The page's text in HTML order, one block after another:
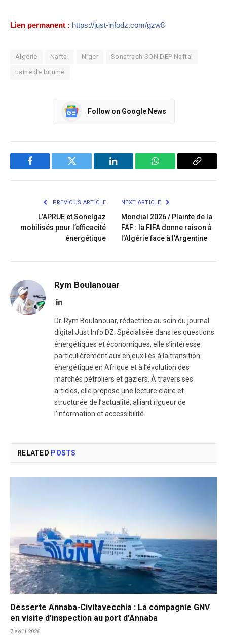
Lien permanent : https://just-infodz.com/gzw8
Algérie Naftal Niger Sonatrach SONIDEP Naftal
usine de bitume
Follow on Google News
Facebook Twitter LinkedIn WhatsApp Copy
PREVIOUS ARTICLE
L’APRUE et Sonelgaz
mobilisés pour l’efficacité
énergétique
NEXT ARTICLE
Mondial 2026 / Plainte de la
FAF : la FIFA donne raison à
l’Algérie face à l’Argentine
Rym Boulanouar
LinkedIn
Dr. Rym Boulanouar, rédactrice au sein du journal
digital Just Info DZ. Spécialisée dans les questions
énergétiques et économiques, elle s’intéresse
particulièrement aux enjeux liés à la transition
énergétique en Afrique et à l’évolution des
marchés pétroliers et gaziers. À travers ses
articles, elle propose une lecture claire et
structurée de l’actualité, alliant rigueur de
l’information et accessibilité.
RELATED POSTS
Desserte Annaba-Civitavecchia : La compagnie GNV
en visite d’inspection au port d’Annaba
7 août 2026